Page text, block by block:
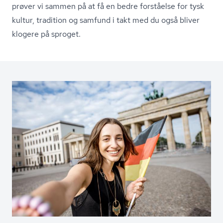
prøver vi sammen på at få en bedre forståelse for tysk
kultur, tradition og samfund i takt med du også bliver
klogere på sproget.